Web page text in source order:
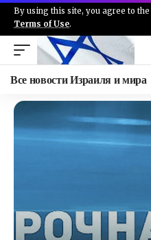
By using this site, you agree to the
Terms of Use.
Все новости Израиля и мира